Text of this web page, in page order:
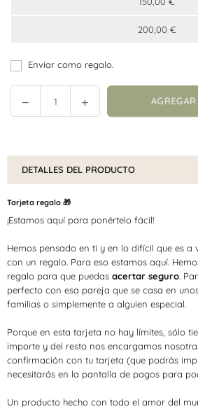
200,00 €
Envíar como regalo.
Reducir
cantidad
de
Vida
Incrementar
cantidad
Vida
DETALLES DEL PRODUCTO
Tarjeta regalo 🎁
¡Estamos aquí para ponértelo fácil!
Hemos pensado en ti y en lo difícil que es a
con un regalo. Para eso estamos aquí.
regalo para que puedas acertar seguro.
perfecto con esa pareja que se casa en
familias o simplemente a alguien especial.
Porque en esta tarjeta no hay límites, sólo
importe y del resto nos encargamos
confirmación con tu tarjeta (que podrás
necesitarás en la pantalla de pagos para
Un producto hecho con todo el amor del